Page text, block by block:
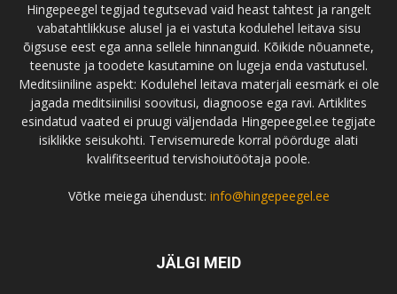
Hingepeegel tegijad tegutsevad vaid heast tahtest ja rangelt
vabatahtlikkuse alusel ja ei vastuta kodulehel leitava sisu
õigsuse eest ega anna sellele hinnanguid. Kõikide nõuannete,
teenuste ja toodete kasutamine on lugeja enda vastutusel.
Meditsiiniline aspekt: Kodulehel leitava materjali eesmärk ei ole
jagada meditsiinilisi soovitusi, diagnoose ega ravi. Artiklites
esindatud vaated ei pruugi väljendada Hingepeegel.ee tegijate
isiklikke seisukohti. Tervisemurede korral pöörduge alati
kvalifitseeritud tervishoiutöötaja poole.
Võtke meiega ühendust: info@hingepeegel.ee
JÄLGI MEID